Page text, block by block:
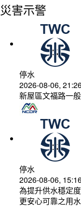
災害示警
停水
2026-08-06,
新屋區文福路一
停水
2026-08-06,
為提升供水穩定
更安心可靠之用